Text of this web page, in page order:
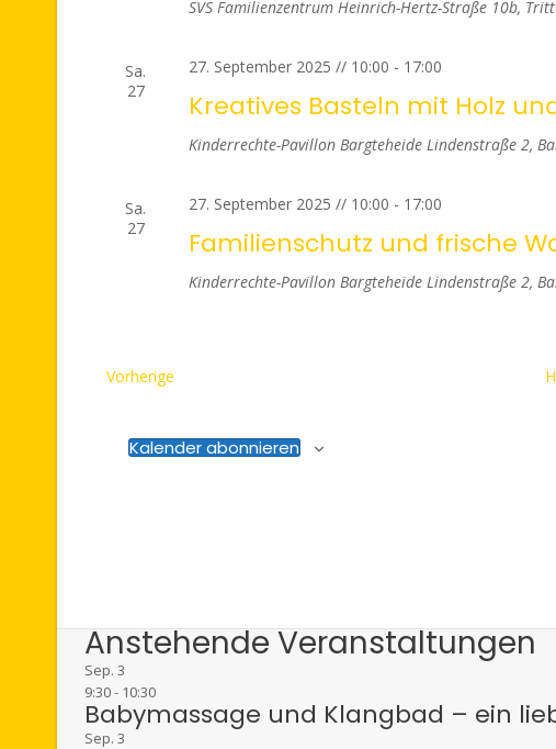
SVS Familienzentrum Heinrich-Hertz-Straße 10b,
Sa.
27
27. September 2025 // 10:00 - 17:00
Kreatives Basteln mit Holz
Kinderrechte-Pavillon Bargteheide Lindenstraße 2,
Sa.
27
27. September 2025 // 10:00 - 17:00
Familienschutz und frische
Kinderrechte-Pavillon Bargteheide Lindenstraße 2,
VorherigeVeranstaltungen
Kalender abonnieren
Anstehende Veranstaltungen
Sep. 3
9:30- 10:30
Babymassage und Klangbad – ein
Sep. 3